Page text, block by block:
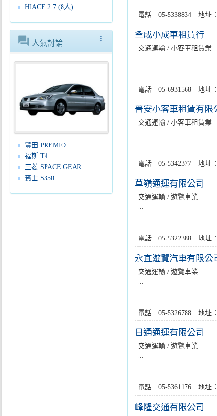
HIACE 2.7 (8人)
more_vert
forum 人氣討論
豐田 PREMIO
福斯 T4
三菱 SPACE GEAR
賓士 S350
電話：05-5338834 地址
夆成小成車租賃行
交通運輸 / 小客車租賃業
電話：05-6931568 地址
晉安小客車租賃有限
交通運輸 / 小客車租賃業
...
電話：05-5342377 地址
草嶺通運有限公司
交通運輸 / 遊覽車業
電話：05-5322388 地址
永宜遊覽汽車有限公
交通運輸 / 遊覽車業
電話：05-5326788 地址
日通通運有限公司
交通運輸 / 遊覽車業
...
電話：05-5361176 地址
峰隆交通有限公司